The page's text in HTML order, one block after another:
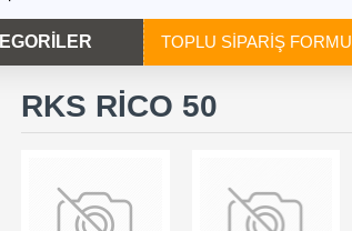
TOPLU SİPARİŞ FORMU
RKS RİCO 50